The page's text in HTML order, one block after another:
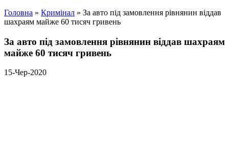
Головна » Кримінал » За авто під замовлення рівнянин віддав
шахраям майже 60 тисяч гривень
За авто під замовлення рівнянин віддав шахраям
майже 60 тисяч гривень
15-Чер-2020